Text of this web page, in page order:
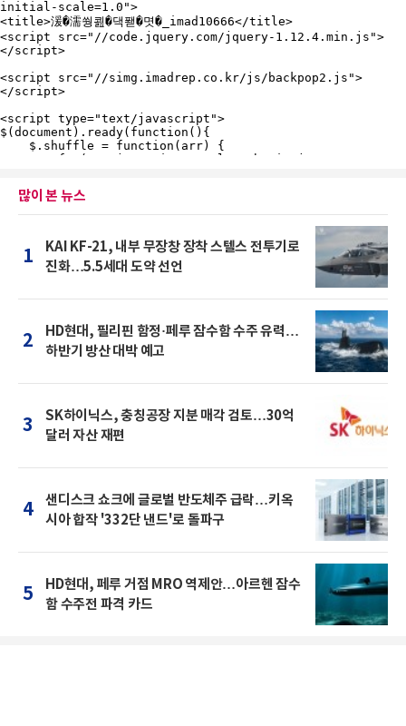
많이 본 뉴스
1
KAI KF-21, 내부 무장창 장착 스텔스 전투기로
진화…5.5세대 도약 선언
2
HD현대, 필리핀 함정·페루 잠수함 수주 유력…
하반기 방산 대박 예고
3
SK하이닉스, 충칭공장 지분 매각 검토…30억
달러 자산 재편
4
샌디스크 쇼크에 글로벌 반도체주 급락…키옥
시아 합작 '332단 낸드'로 돌파구
5
HD현대, 페루 거점 MRO 역제안…아르헨 잠수
함 수주전 파격 카드